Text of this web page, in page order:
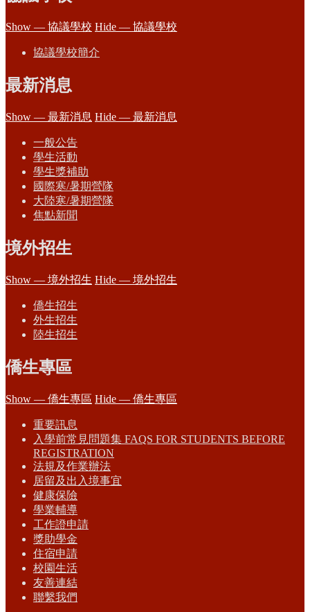
Show — 協議學校 Hide — 協議學校
協議學校簡介
最新消息
Show — 最新消息 Hide — 最新消息
一般公告
學生活動
學生獎補助
國際寒/暑期營隊
大陸寒/暑期營隊
焦點新聞
境外招生
Show — 境外招生 Hide — 境外招生
僑生招生
外生招生
陸生招生
僑生專區
Show — 僑生專區 Hide — 僑生專區
重要訊息
入學前常見問題集 FAQS FOR STUDENTS BEFORE
REGISTRATION
法規及作業辦法
居留及出入境事宜
健康保險
學業輔導
工作證申請
獎助學金
住宿申請
校園生活
友善連結
聯繫我們